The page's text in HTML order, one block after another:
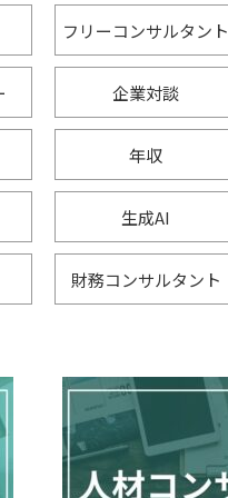
フリーコンサルタント
企業対談
年収
生成AI
財務コンサルタント